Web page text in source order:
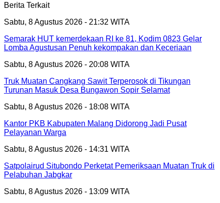
Berita Terkait
Sabtu, 8 Agustus 2026 - 21:32 WITA
Semarak HUT kemerdekaan RI ke 81, Kodim 0823 Gelar
Lomba Agustusan Penuh kekompakan dan Keceriaan
Sabtu, 8 Agustus 2026 - 20:08 WITA
Truk Muatan Cangkang Sawit Terperosok di Tikungan
Turunan Masuk Desa Bungawon Sopir Selamat
Sabtu, 8 Agustus 2026 - 18:08 WITA
Kantor PKB Kabupaten Malang Didorong Jadi Pusat
Pelayanan Warga
Sabtu, 8 Agustus 2026 - 14:31 WITA
Satpolairud Situbondo Perketat Pemeriksaan Muatan Truk di
Pelabuhan Jabgkar
Sabtu, 8 Agustus 2026 - 13:09 WITA